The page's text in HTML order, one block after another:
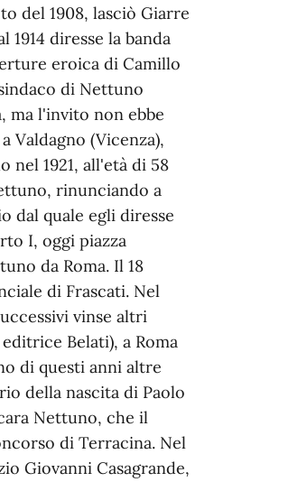
del 1908, lasciò Giarre
1914 diresse la banda
eroica di Camillo
di Nettuno
ma l'invito non ebbe
Valdagno (Vicenza),
nel 1921, all'età di 58
rinunciando a
dal quale egli diresse
I, oggi piazza
da Roma. Il 18
di Frascati. Nel
vinse altri
Belati), a Roma
di questi anni altre
della nascita di Paolo
Nettuno, che il
di Terracina. Nel
Giovanni Casagrande,